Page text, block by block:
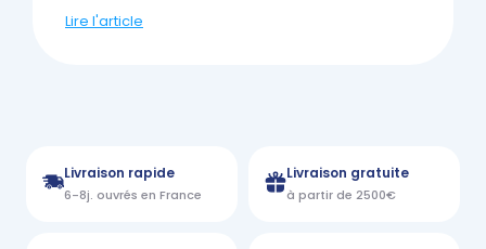
Lire l'article
Livraison rapide
6-8j. ouvrés en France
Livraison gratuite
à partir de 2500€